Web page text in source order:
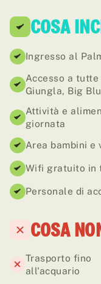
COSA
Ingresso al
Accesso a
Giungla, Big
Attività e
giornata
Area bambini e
Wifi gratuito in
Personale di
COSA
Trasporto fino
all'acquario